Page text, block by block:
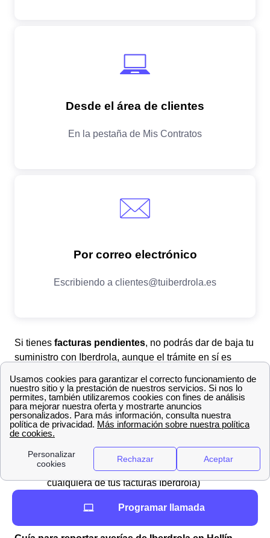
Si tienes facturas pendientes, no podrás dar de baja tu
suministro con Iberdrola, aunque el trámite en sí es
Iberdrola no tienen permanencia.
Para completar el trámite en cualquiera de sus medios,
deberás de tener a mano lasiguiente información:
Código CUPS
de tu vivienda
Número de tu contrato(Se encuentra en
cualquiera de tus facturas Iberdrola)
(DNI, NIE, NIF o pasaporte)
Programar llamada